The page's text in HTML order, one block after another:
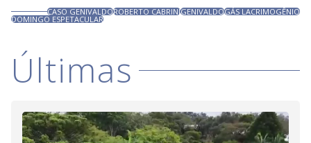
CASO GENIVALDOROBERTO CABRINIGENIVALDOGÁS LACRIMOGÊNIO
DOMINGO ESPETACULAR
Últimas